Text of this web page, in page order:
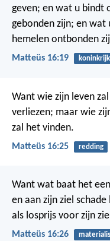
geven; en wat u bindt
gebonden zijn; en wat
hemelen ontbonden
Matteüs 16:19 koninkrijk
Want wie zijn leven
verliezen; maar wie
zal het vinden.
Matteüs 16:25 redding
Want wat baat het
en aan zijn ziel
als losprijs voor zijn
Matteüs 16:26